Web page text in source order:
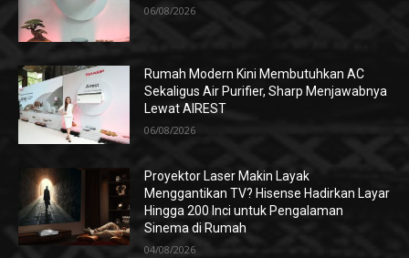
06/08/2026
Rumah Modern Kini Membutuhkan AC
Sekaligus Air Purifier, Sharp Menjawabnya
Lewat AIREST
06/08/2026
Proyektor Laser Makin Layak
Menggantikan TV? Hisense Hadirkan Layar
Hingga 200 Inci untuk Pengalaman
Sinema di Rumah
04/08/2026